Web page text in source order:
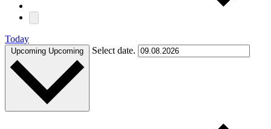
Today
Upcoming Upcoming Select date.